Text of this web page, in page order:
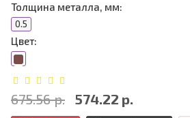
Толщина металла, мм:
0.5
Цвет:
675.56 р. 574.22 р.